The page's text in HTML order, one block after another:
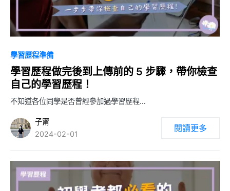
學習歷程準備
學習歷程做完後到上傳前的 5 步驟，帶你檢查
自己的學習歷程！
不知道各位同學是否曾經參加過學習歷程…
子甯
2024-02-01
閱讀更多